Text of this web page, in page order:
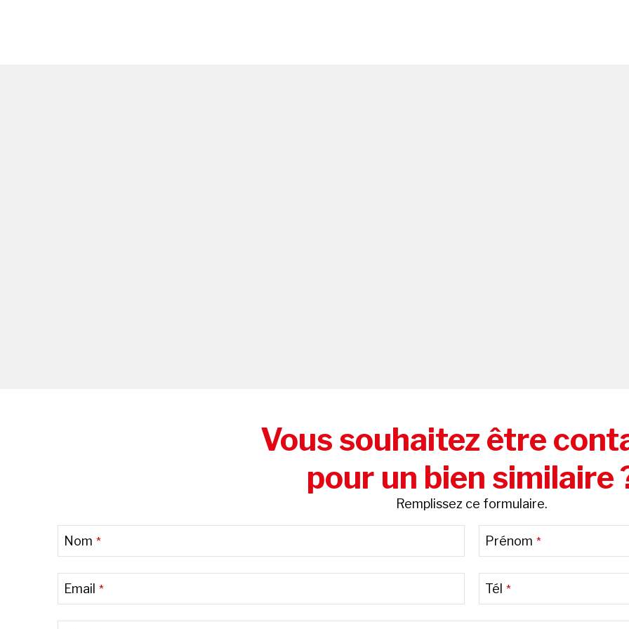
Vous souhaitez être
pour un bien similaire
Remplissez ce formulaire.
Nom * Prénom *
Email * Tél *